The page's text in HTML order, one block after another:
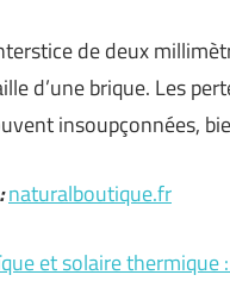
de deux
d’une brique. Les
insoupçonnées,
naturalboutique.fr
et solaire thermique